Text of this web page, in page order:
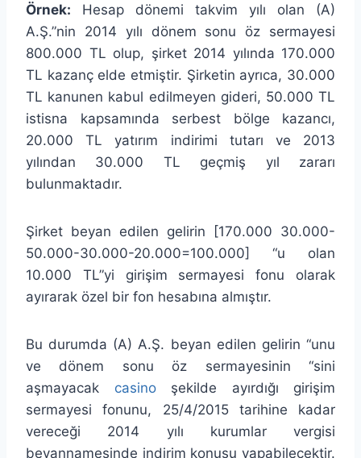
Örnek: Hesap dönemi takvim yılı olan (A)
A.Ş.”nin 2014 yılı dönem sonu öz sermayesi
800.000 TL olup, şirket 2014 yılında 170.000
TL kazanç elde etmiştir. Şirketin ayrıca, 30.000
TL kanunen kabul edilmeyen gideri, 50.000 TL
istisna kapsamında serbest bölge kazancı,
20.000 TL yatırım indirimi tutarı ve 2013
yılından 30.000 TL geçmiş yıl zararı
bulunmaktadır.
Şirket beyan edilen gelirin [170.000 30.000-
50.000-30.000-20.000=100.000] “u olan
10.000 TL”yi girişim sermayesi fonu olarak
ayırarak özel bir fon hesabına almıştır.
Bu durumda (A) A.Ş. beyan edilen gelirin “unu
ve dönem sonu öz sermayesinin “sini
aşmayacak casinoşekilde ayırdığı girişim
sermayesi fonunu, 25/4/2015 tarihine kadar
vereceği 2014 yılı kurumlar vergisi
beyannamesinde indirim konusu yapabilecektir.